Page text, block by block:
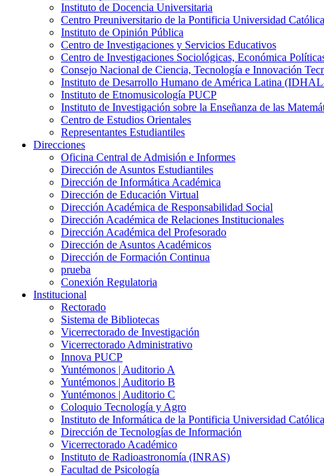
Instituto de Docencia Universitaria
Centro Preuniversitario de la Pontificia Universidad
Instituto de Opinión Pública
Centro de Investigaciones y Servicios Educativos
Centro de Investigaciones Sociológicas, Económica
Consejo Nacional de Ciencia, Tecnología e Innovación
Instituto de Desarrollo Humano de América Latina
Instituto de Etnomusicología PUCP
Instituto de Investigación sobre la Enseñanza de las
Centro de Estudios Orientales
Representantes Estudiantiles
Direcciones
Oficina Central de Admisión e Informes
Dirección de Asuntos Estudiantiles
Dirección de Informática Académica
Dirección de Educación Virtual
Dirección Académica de Responsabilidad Social
Dirección Académica de Relaciones Institucionales
Dirección Académica del Profesorado
Dirección de Asuntos Académicos
Dirección de Formación Continua
prueba
Conexión Regulatoria
Institucional
Rectorado
Sistema de Bibliotecas
Vicerrectorado de Investigación
Vicerrectorado Administrativo
Innova PUCP
Yuntémonos | Auditorio A
Yuntémonos | Auditorio B
Yuntémonos | Auditorio C
Coloquio Tecnología y Agro
Instituto de Informática de la Pontificia Universidad
Dirección de Tecnologías de Información
Vicerrectorado Académico
Instituto de Radioastronomía (INRAS)
Facultad de Psicología